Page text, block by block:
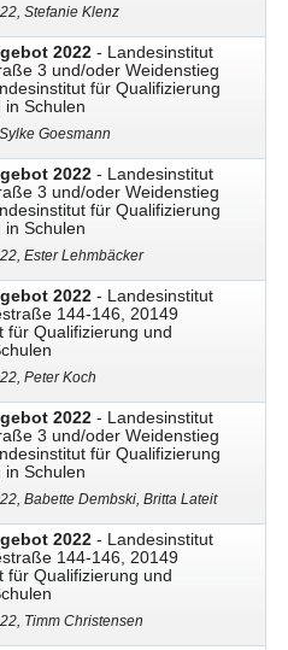
Stefanie Klenz
2022 - Landesinstitut
3 und/oder Weidenstieg
für Qualifizierung
in Schulen
Goesmann
2022 - Landesinstitut
3 und/oder Weidenstieg
für Qualifizierung
in Schulen
Ester Lehmbäcker
2022 - Landesinstitut
144-146, 20149
für Qualifizierung und
Peter Koch
2022 - Landesinstitut
3 und/oder Weidenstieg
für Qualifizierung
in Schulen
Babette Dembski, Britta Lateit
2022 - Landesinstitut
144-146, 20149
für Qualifizierung und
Timm Christensen